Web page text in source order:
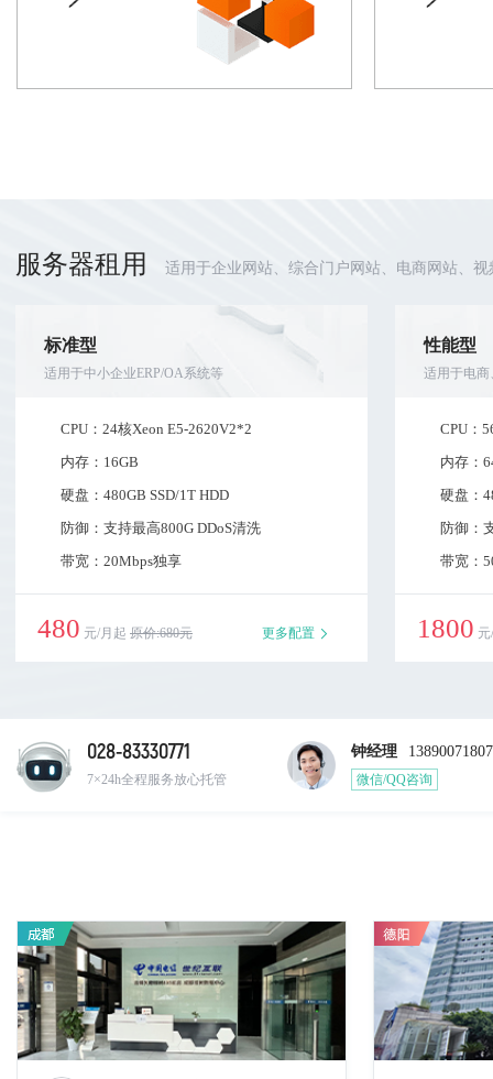
服务器租用 适用于企业网站、综合门户网站、电商网站、
标准型
适用于中小企业ERP/OA系统等
CPU： 24核Xeon E5-2620V2*2
内存： 16GB
硬盘： 480GB SSD/1T HDD
防御： 支持最高800G DDoS清洗
带宽： 20Mbps独享
480 元/月起 原价:680元 更多配置
性能型
适用于电
CPU：
内存：
硬盘：
防御：
带宽：
1800
028-83330771
7×24h全程服务放心托管
钟经理 13890071807
微信/QQ咨询